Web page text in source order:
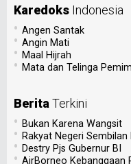
Karedoks Indonesia
• Angen Santak
• Angin Mati
• Maal Hijrah
• Mata dan Telinga
Berita Terkini
• Bukan Karena Wangsit
• Rakyat Negeri Sembilan
• Destry Pjs Gubernur BI
• AirBorneo Kebanggaan